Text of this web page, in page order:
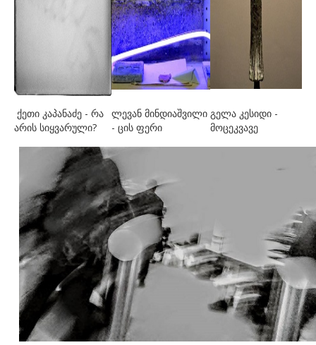
ქეთი კაპანაძე - რა
არის სიყვარული?
ლევან მინდიაშვილი
- ცის ფერი
გელა კესიდი -
მოცეკვავე